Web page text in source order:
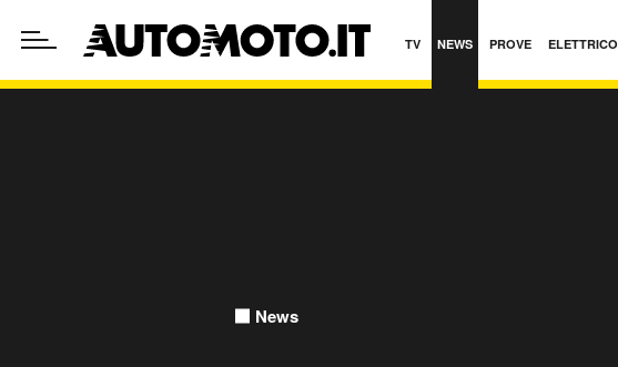
TV NEWS PROVE ELETTRICO
News